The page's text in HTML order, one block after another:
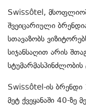
Swissôtel,
შვეიცარიული
სთავაზობს
სიჯანსაღით არის
Swissôtel-ის
მეტ ქვეყანაში 40-ზე